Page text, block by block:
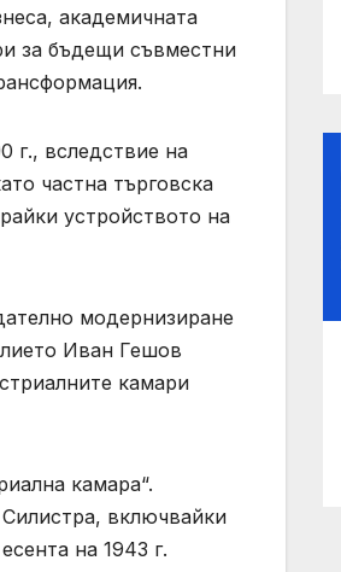
академичната
за бъдещи съвместни
г., вследствие на
частна търговска
устройството на
модернизиране
Иван Гешов
камари
камара“.
включвайки
на 1943 г.